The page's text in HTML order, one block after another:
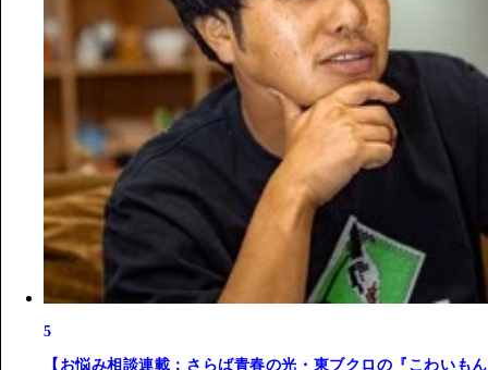
5
【お悩み相談連載：さらば青春の光・東ブクロの『こわいもん